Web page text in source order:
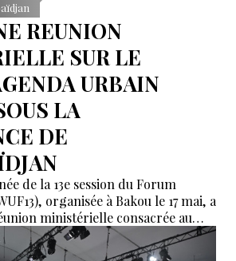
REUNION
SUR LE
URBAIN
LA
DE
de la 13e session du Forum
organisée à Bakou le 17 mai, a
ministérielle consacrée au
placée sous la présidence de